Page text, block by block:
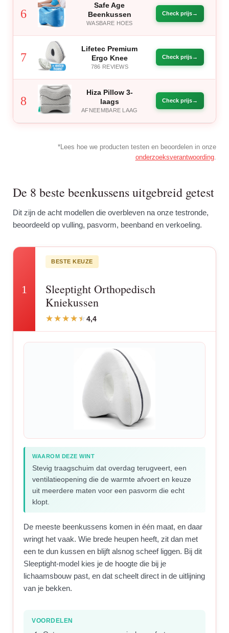
6
Safe Age
Beenkussen
WASBARE HOES
Check prijs
7
Lifetec Premium
Ergo Knee
786 REVIEWS
Check prijs
8
Hiza Pillow 3-
laags
AFNEEMBARE LAAG
Check prijs
*Lees hoe we producten testen en beoordelen in onze
onderzoeksverantwoording.
De 8 beste beenkussens uitgebreid getest
Dit zijn de acht modellen die overbleven na onze testronde,
beoordeeld op vulling, pasvorm, beenband en verkoeling.
1
BESTE KEUZE
Sleeptight Orthopedisch
Kniekussen
4,4
WAAROM DEZE WINT
Stevig traagschuim dat overdag terugveert, een
ventilatieopening die de warmte afvoert en keuze
uit meerdere maten voor een pasvorm die echt
klopt.
De meeste beenkussens komen in één maat, en daar
wringt het vaak. Wie brede heupen heeft, zit dan met
een te dun kussen en blijft alsnog scheef liggen. Bij dit
Sleeptight-model kies je de hoogte die bij je
lichaamsbouw past, en dat scheelt direct in de uitlijning
van je bekken.
VOORDELEN